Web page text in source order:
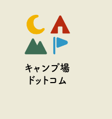
キャンプ場
ドットコム